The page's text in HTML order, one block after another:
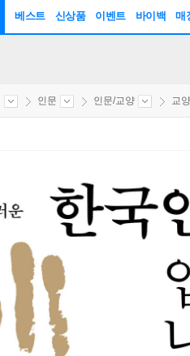
베스트 신상품 이벤트 바이백 매
인문 인문/교양 교